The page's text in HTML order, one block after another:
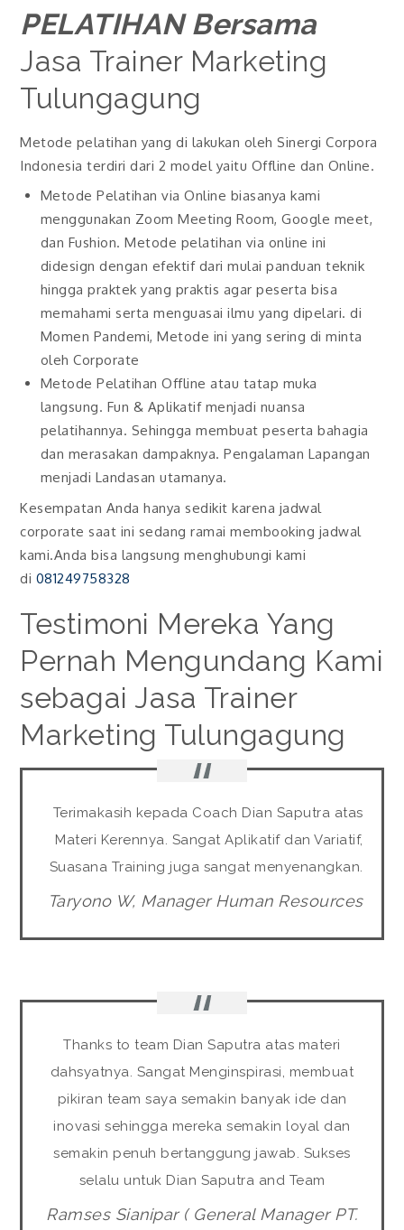
PELATIHAN Bersama
Jasa Trainer Marketing
Tulungagung
Metode pelatihan yang di lakukan oleh Sinergi Corpora
Indonesia terdiri dari 2 model yaitu Offline dan Online.
Metode Pelatihan via Online biasanya kami
menggunakan Zoom Meeting Room, Google meet,
dan Fushion. Metode pelatihan via online ini
didesign dengan efektif dari mulai panduan teknik
hingga praktek yang praktis agar peserta bisa
memahami serta menguasai ilmu yang dipelari. di
Momen Pandemi, Metode ini yang sering di minta
oleh Corporate
Metode Pelatihan Offline atau tatap muka
langsung. Fun & Aplikatif menjadi nuansa
pelatihannya. Sehingga membuat peserta bahagia
dan merasakan dampaknya. Pengalaman Lapangan
menjadi Landasan utamanya.
Kesempatan Anda hanya sedikit karena jadwal
corporate saat ini sedang ramai membooking jadwal
kami.Anda bisa langsung menghubungi kami
di 081249758328
Testimoni Mereka Yang
Pernah Mengundang Kami
sebagai Jasa Trainer
Marketing Tulungagung
Terimakasih kepada Coach Dian Saputra atas
Materi Kerennya. Sangat Aplikatif dan Variatif,
Suasana Training juga sangat menyenangkan.
Taryono W, Manager Human Resources
Thanks to team Dian Saputra atas materi
dahsyatnya. Sangat Menginspirasi, membuat
pikiran team saya semakin banyak ide dan
inovasi sehingga mereka semakin loyal dan
semakin penuh bertanggung jawab. Sukses
selalu untuk Dian Saputra and Team
Ramses Sianipar ( General Manager PT.